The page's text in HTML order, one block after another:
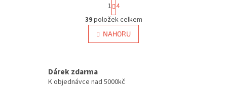
O
v
l
á
í
t
r
á
n
k
n
1 4
39položek celkem
NAHORU
Dárek zdarma
K objednávce nad 5000kč